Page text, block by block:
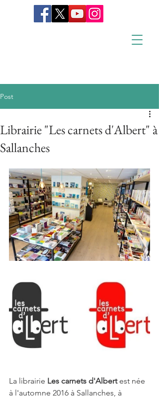
Post
Librairie "Les carnets d'Albert" à
Sallanches
La librairie Les carnets d'Albert est née
à l'automne 2016 à Sallanches, à